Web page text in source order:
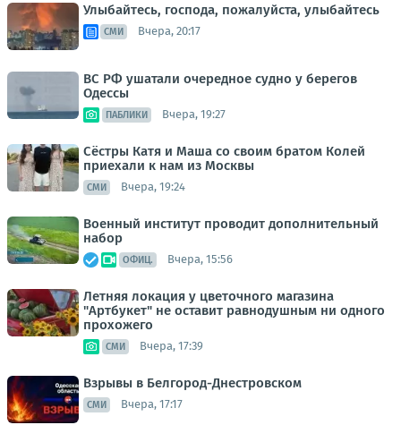
Улыбайтесь, господа, пожалуйста, улыбайтесь
СМИ Вчера, 20:17
ВС РФ ушатали очередное судно у берегов
Одессы
ПАБЛИКИ Вчера, 19:27
Сёстры Катя и Маша со своим братом Колей
приехали к нам из Москвы
СМИ Вчера, 19:24
Военный институт проводит дополнительный
набор
ОФИЦ. Вчера, 15:56
Летняя локация у цветочного магазина
"Артбукет" не оставит равнодушным ни одного
прохожего
СМИ Вчера, 17:39
Взрывы в Белгород-Днестровском
СМИ Вчера, 17:17